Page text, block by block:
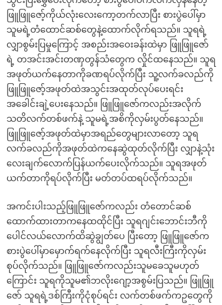
ဖြူဖြူဇော့်ကိုယ်လုံးလေးကော့တက်လာပြီး စားပွဲပေါ်မှာ
သူမရဲ့တံထောင်ဆစ်တွေနဲ့ထောက်လိုက်ရသည်။ သူရရဲ့
လျှာစွမ်းပြမှုကြောင့် အစည်းအဝေးခန်းထဲမှာ ဖြူဖြူဇော်
ရဲ့ တအင်းအင်းတဏှတွန်သံတွေက လှိုင်ထနေသည်။ သူရ
အဖုတ်ယက်နေတာကိုခဏရပ်လိုက်ပြီး သူ့လက်ခလည်ကို
ဖြူဖြူဇော့်အဖုတ်ထဲအသွင်းအထုတ်လုပ်ပေးရင်း
အခေါင်းချဲ့ပေးနေသည်။ ဖြူဖြူဇော်ကလည်းအလိုက်
သတိလက်တစ်ဖက်နဲ့ သူမရဲ့အစိကိုလှမ်းပွတ်နေသည်။
ဖြူဖြူဇော့်အဖုတ်ထဲမှာအရည်တွေများလာတော့ သူရ
လက်ခလည်ကိုအဖုတ်ထဲကနေဆွဲထုတ်လိုက်ပြီး လျှာနဲ့သုံး
လေးချက်လောက်ပြန်ယက်ပေးလိုက်သည်။ သူရအဖုတ်
ယက်တာကိုရပ်လိုက်ပြီး မတ်တပ်ထရပ်လိုက်သည်။
အကင်းပါးသည့်ဖြူဖြူဇော်ကလည်း တံတောင်ဆစ်
ထောက်ထားတာကနေထထိုင်ပြီး သူရဂျင်းဘောင်းဘီကို
ပေါင်လယ်လောက်ထိဆွဲချွတ်ပေ ပြီးတော့ ဖြူဖြူဇော်က
စားပွဲပေါ်မှာမှောက်ရက်နေလိုက်ပြီး သူရလီးကြီးကိုလှမ်း
စုပ်လိုက်သည်။ ဖြူဖြူဇော်ကလည်းသူမခေသူမဟုတ်
ကြောင်း သူရကိုသူမ၏ဘလိုးဂျော့အစွမ်းပြသည်။ ဖြူဖြူ
ဇော် သူရရဲ့ဒစ်ကြီးကိုငုံစုပ်ရင်း လက်တစ်ဖက်ကဥတွေကို